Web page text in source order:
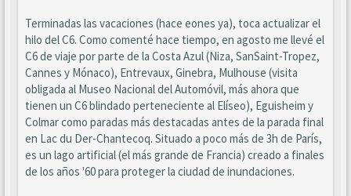
Terminadas las vacaciones (hace eones ya), toca actualizar el
hilo del C6. Como comenté hace tiempo, en agosto me llevé el
C6 de viaje por parte de la Costa Azul (Niza, SanSaint-Tropez,
Cannes y Mónaco), Entrevaux, Ginebra, Mulhouse (visita
obligada al Museo Nacional del Automóvil, más ahora que
tienen un C6 blindado perteneciente al Elíseo), Eguisheim y
Colmar como paradas más destacadas antes de la parada final
en Lac du Der-Chantecoq. Situado a poco más de 3h de París,
es un lago artificial (el más grande de Francia) creado a finales
de los años '60 para proteger la ciudad de inundaciones.